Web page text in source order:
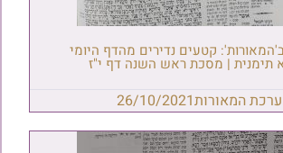
קטעים נדירים מהדף היומי
תימנית | מסכת ראש השנה דף י"ז
המאורות26/10/2021